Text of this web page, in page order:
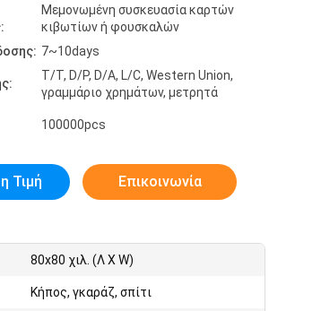
Μεμονωμένη συσκευασία καρτών
κιβωτίων ή φουσκαλών
7~10days
T/T, D/P, D/A, L/C, Western Union,
γραμμάριο χρημάτων, μετρητά
100000pcs
Τιμή Επικοινωνία
80x80 χιλ. (Λ Χ W)
Κήπος, γκαράζ, σπίτι